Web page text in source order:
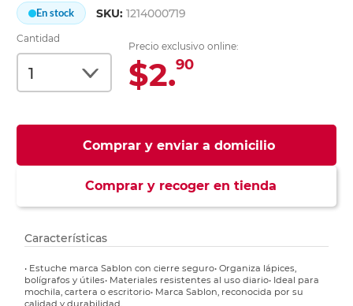
En stock SKU:1214000719
Cantidad
Precio exclusivo online:
$2.90
Comprar y enviar a domicilio
Comprar y recoger en tienda
Características
• Estuche marca Sablon con cierre seguro• Organiza lápices,
bolígrafos y útiles• Materiales resistentes al uso diario• Ideal para
mochila, cartera o escritorio• Marca Sablon, reconocida por su